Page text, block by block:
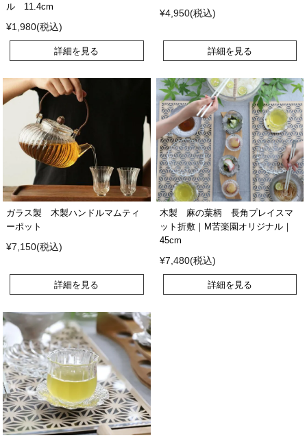
ル 11.4cm
¥1,980(税込)
詳細を見る
¥4,950(税込)
詳細を見る
ガラス製 木製ハンドルマムティ
ーポット
¥7,150(税込)
詳細を見る
木製 麻の葉柄 長角プレイスマ
ット折敷｜M苦楽園オリジナル｜
45cm
¥7,480(税込)
詳細を見る